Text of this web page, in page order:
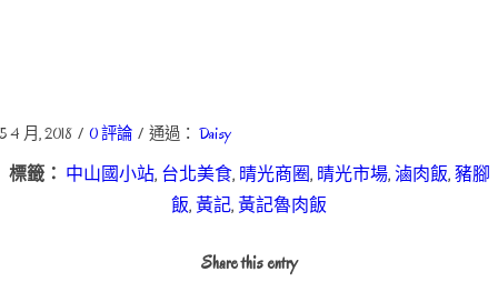
5 4 月, 2018 / 0 評論 / 通過： Daisy
標籤： 中山國小站, 台北美食, 晴光商圈, 晴光市場, 滷肉飯, 豬腳
飯, 黃記, 黃記魯肉飯
Share this entry